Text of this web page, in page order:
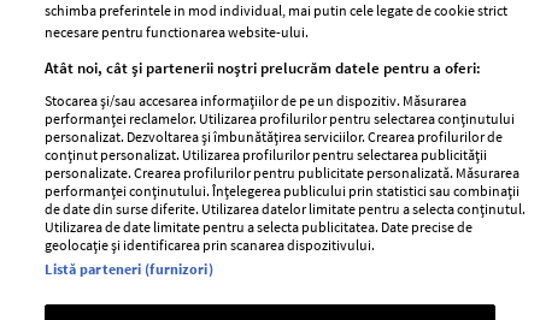
GSP
Unica
Baby
Retete
femei
Viva
Avantaje
Retete practice
Pariază responsabil! Decizia ONJN nr. 821/25.09.2025.
Jocurile de noroc sunt interzise minorilor.
schimba preferintele in mod individual, mai putin cele legate de cookie strict
necesare pentru functionarea website-ului.
Atât noi, cât și partenerii noștri prelucrăm datele pentru a oferi:
Stocarea și/sau accesarea informațiilor de pe un dispozitiv. Măsurarea
performanței reclamelor. Utilizarea profilurilor pentru selectarea conținutului
personalizat. Dezvoltarea și îmbunătățirea serviciilor. Crearea profilurilor de
conținut personalizat. Utilizarea profilurilor pentru selectarea publicității
personalizate. Crearea profilurilor pentru publicitate personalizată. Măsurarea
performanței conținutului. Înțelegerea publicului prin statistici sau combinații
de date din surse diferite. Utilizarea datelor limitate pentru a selecta conținutul.
Utilizarea de date limitate pentru a selecta publicitatea. Date precise de
geolocație și identificarea prin scanarea dispozitivului.
Listă parteneri (furnizori)